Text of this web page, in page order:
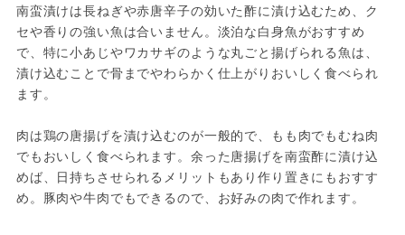
南蛮漬けは長ねぎや赤唐辛子の効いた酢に漬け込むため、ク
セや香りの強い魚は合いません。淡泊な白身魚がおすすめ
で、特に小あじやワカサギのような丸ごと揚げられる魚は、
漬け込むことで骨までやわらかく仕上がりおいしく食べられ
ます。
肉は鶏の唐揚げを漬け込むのが一般的で、もも肉でもむね肉
でもおいしく食べられます。余った唐揚げを南蛮酢に漬け込
めば、日持ちさせられるメリットもあり作り置きにもおすす
め。豚肉や牛肉でもできるので、お好みの肉で作れます。